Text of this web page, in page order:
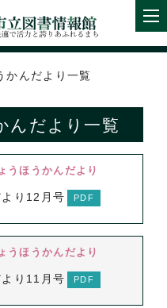
かんだより一覧
んだより一覧
うほうかんだより
り12月号
うほうかんだより
り11月号